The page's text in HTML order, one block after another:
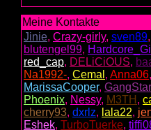
Meine Kontakte
Jinie, Crazy-girly, sven89,
blutengel99,
red_cap, DELiCiOUS,
Na1992-, Cemal , Anna06,
MarissaCooper,
Phoenix, Nessy, M3TH ,
cherry93, dxrlz, lala22,
Eshek, TurboTuerke,